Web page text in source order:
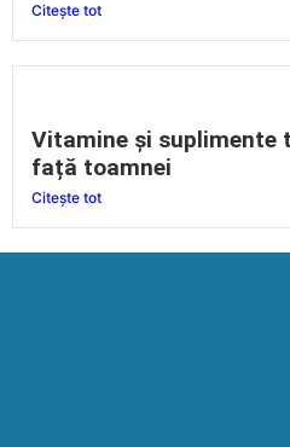
Citește tot
Vitamine și suplimente
față toamnei
Citește tot